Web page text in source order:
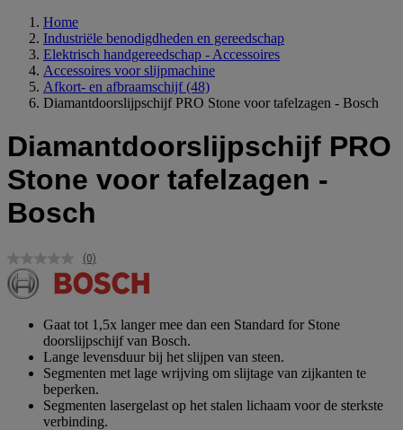
Home
Industriële benodigdheden en gereedschap
Elektrisch handgereedschap - Accessoires
Accessoires voor slijpmachine
Afkort- en afbraamschijf (48)
Diamantdoorslijpschijf PRO Stone voor tafelzagen - Bosch
Diamantdoorslijpschijf PRO
Stone voor tafelzagen -
Bosch
Geen
scorewaarde.
Dezelfde
(0)
Gaat tot 1,5x langer mee dan een Standard for Stone
doorslijpschijf van Bosch.
Lange levensduur bij het slijpen van steen.
Segmenten met lage wrijving om slijtage van zijkanten te
beperken.
Segmenten lasergelast op het stalen lichaam voor de sterkste
verbinding.